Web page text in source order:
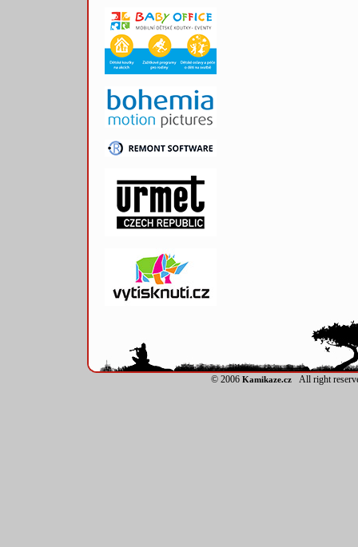
© 2006 Kamikaze.czAll right